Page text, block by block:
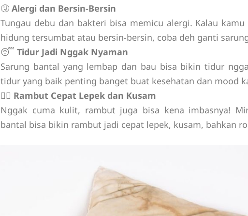
🤧 Alergi dan Bersin-Bersin
Tungau debu dan bakteri bisa memicu alergi. Kalau
hidung tersumbat atau bersin-bersin, coba deh ganti
😴 Tidur Jadi Nggak Nyaman
Sarung bantal yang lembap dan bau bisa bikin tidur
tidur yang baik penting banget buat kesehatan dan mood
💆‍♀️ Rambut Cepat Lepek dan Kusam
Nggak cuma kulit, rambut juga bisa kena imbasnya!
bantal bisa bikin rambut jadi cepat lepek, kusam, bahkan